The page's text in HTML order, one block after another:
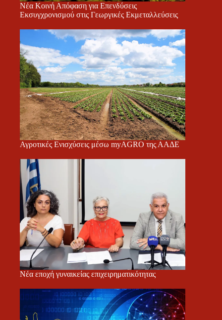
Νέα Κοινή Απόφαση για Επενδύσεις
Εκσυγχρονισμού στις Γεωργικές Εκμεταλλεύσεις
Αγροτικές Ενισχύσεις μέσω myAGRO της ΑΑΔΕ
Νέα εποχή γυναικείας επιχειρηματικότητας